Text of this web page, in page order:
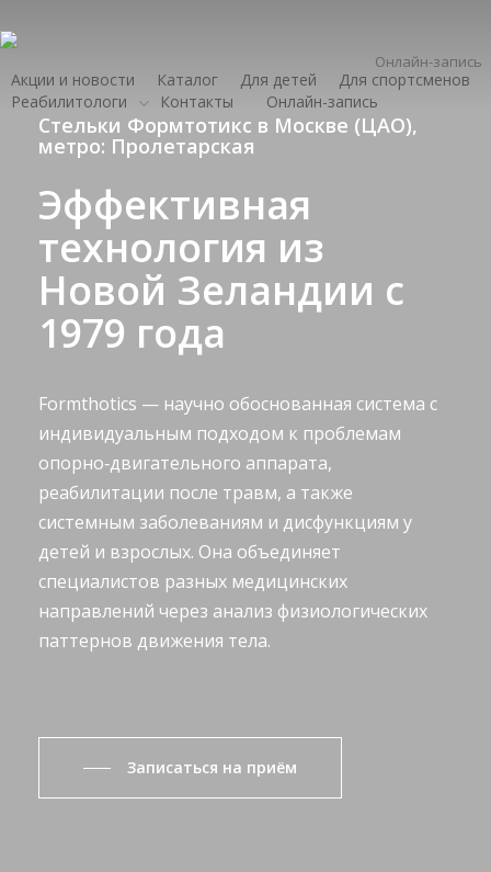
to
main
content
Онлайн-запись
Акции и новости Каталог Для детей
Для спортсменов
Реабилитологи
Контакты Онлайн-запись
Стельки Формтотикс в Москве (ЦАО),
метро: Пролетарская
Эффективная
технология из
Новой Зеландии с
1979 года
Formthotics — научно обоснованная система с
индивидуальным подходом к проблемам
опорно‑двигательного аппарата,
реабилитации после травм, а также
системным заболеваниям и дисфункциям у
детей и взрослых. Она объединяет
специалистов разных медицинских
направлений через анализ физиологических
паттернов движения тела.
Записаться на приём